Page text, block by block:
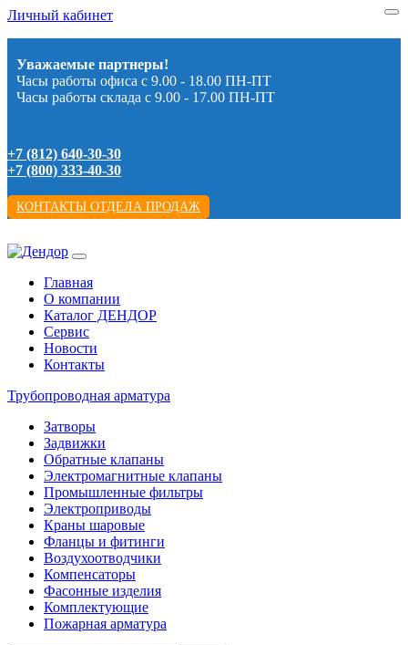
Личный кабинет
Уважаемые партнеры!
Часы работы офиса с 9.00 - 18.00 ПН-ПТ
Часы работы склада с 9.00 - 17.00 ПН-ПТ
+7 (812) 640-30-30
+7 (800) 333-40-30
КОНТАКТЫ ОТДЕЛА ПРОДАЖ
Главная
О компании
Каталог ДЕНДОР
Сервис
Новости
Контакты
Трубопроводная арматура
Затворы
Задвижки
Обратные клапаны
Электромагнитные клапаны
Промышленные фильтры
Электроприводы
Краны шаровые
Фланцы и фитинги
Воздухоотводчики
Компенсаторы
Фасонные изделия
Комплектующие
Пожарная арматура